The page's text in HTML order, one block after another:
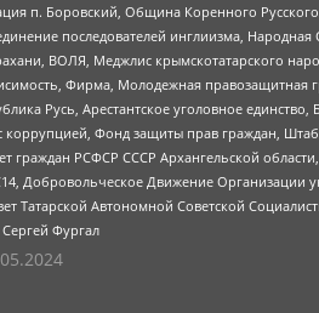
п. Боровский, Община Коренного
последователей инглиизма,
ВОЛЯ, Меджлис крымскотатарского
Фирма, Молодежная
Русь, Арестантское уголовное
Фонд защиты прав граждан,
РСФСР СССР Архангельской
Добровольческое Движение Организации
Автономной Советской
Фургал